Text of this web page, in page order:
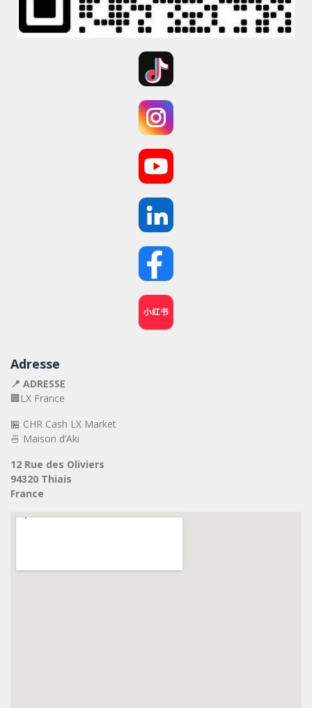
小红书
Adresse
📍 ADRESSE
🏢LX France
🏪 CHR Cash LX Market
🍜 Maison d’Aki
12 Rue des Oliviers
94320 Thiais
France